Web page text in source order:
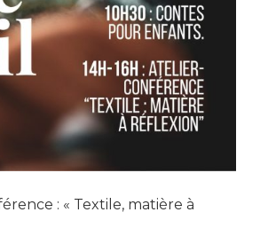
: « Textile, matière à